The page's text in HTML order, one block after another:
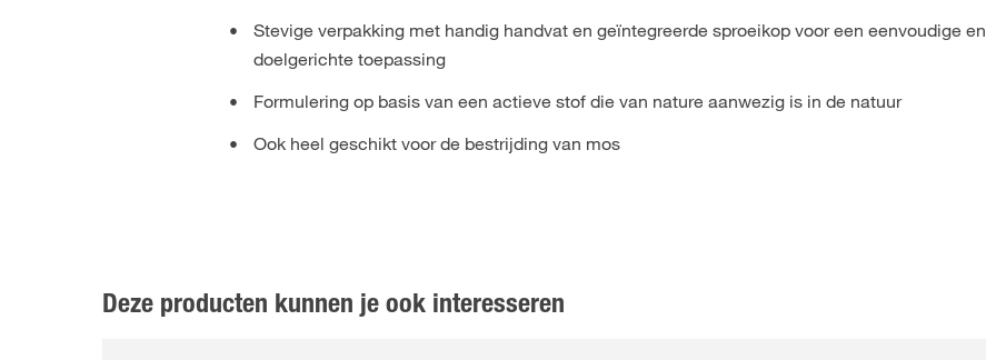
Stevige verpakking met handig handvat en geïntegreerde sproeikop voor een eenvoudige en
doelgerichte toepassing
Formulering op basis van een actieve stof die van nature aanwezig is in de natuur
Ook heel geschikt voor de bestrijding van mos
Deze producten kunnen je ook interesseren